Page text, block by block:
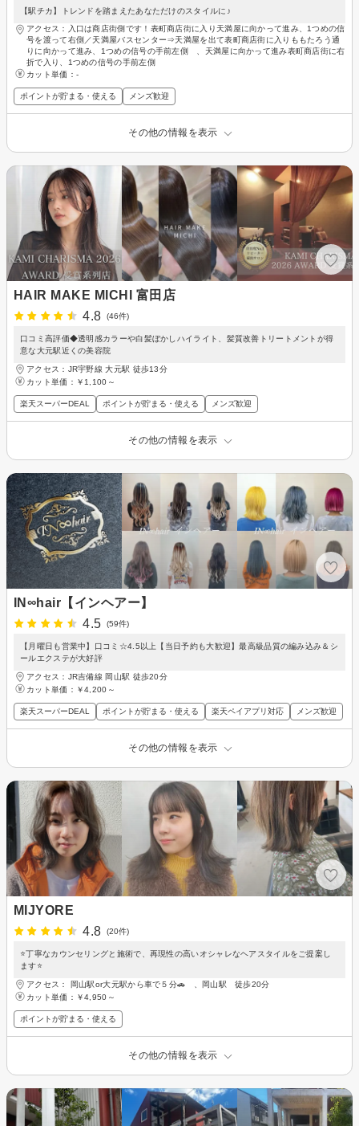
【駅チカ】トレンドを踏まえたあなただけのスタイルに♪
アクセス：入口は商店街側です！表町商店街に入り天満屋に向かって進み、1つめの信
号を渡って右側／天満屋バスセンター⇒天満屋を出て表町商店街に入りももたろう通
りに向かって進み、1つめの信号の手前左側 、天満屋に向かって進み表町商店街に右
折で入り、1つめの信号の手前左側
カット単価： -
ポイントが貯まる・使える メンズ歓迎
その他の情報を表示
HAIR MAKE MICHI 富田店
4.8
(46件)
口コミ高評価◆透明感カラーや白髪ぼかしハイライト、髪質改善トリートメントが得
意な大元駅近くの美容院
アクセス：JR宇野線 大元駅 徒歩13分
カット単価： ￥1,100～
楽天スーパーDEAL ポイントが貯まる・使える メンズ歓迎
その他の情報を表示
IN∞hair【インヘアー】
4.5
(59件)
【月曜日も営業中】口コミ☆4.5以上【当日予約も大歓迎】最高級品質の編み込み＆シ
ールエクステが大好評
アクセス：JR吉備線 岡山駅 徒歩20分
カット単価： ￥4,200～
楽天スーパーDEAL ポイントが貯まる・使える 楽天ペイアプリ対応 メンズ歓迎
その他の情報を表示
MIJYORE
4.8
(20件)
⭐️丁寧なカウンセリングと施術で、再現性の高いオシャレなヘアスタイルをご提案し
ます⭐️
アクセス： 岡山駅or大元駅から車で５分🚗 、岡山駅 徒歩20分
カット単価： ￥4,950～
ポイントが貯まる・使える
その他の情報を表示